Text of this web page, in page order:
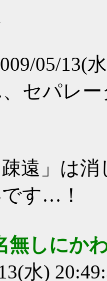
05/13(
セパレ
遠」は
す…！
無しにか
水)